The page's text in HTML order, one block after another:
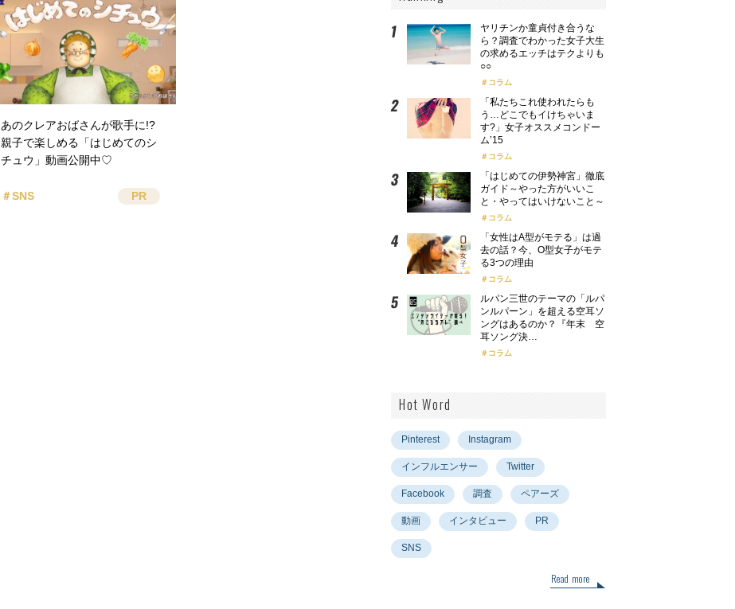
あのクレアおばさんが歌手に!?
親子で楽しめる「はじめてのシ
チュウ」動画公開中♡
＃SNS PR
ヤリチンか童貞付き合うな
ら？調査でわかった女子大生
の求めるエッチはテクよりも
○○
コラム
「私たちこれ使われたらも
う…どこでもイけちゃいま
す?」女子オススメコンドー
ム’15
コラム
「はじめての伊勢神宮」徹底
ガイド～やった方がいいこ
と・やってはいけないこと～
コラム
「女性はA型がモテる」は過
去の話？今、O型女子がモテ
る3つの理由
コラム
ルパン三世のテーマの「ルパ
ンルパーン」を超える空耳ソ
ングはあるのか？『年末 空
耳ソング決…
コラム
Hot Word
Pinterest Instagram
インフルエンサー Twitter
Facebook 調査 ペアーズ
動画 インタビュー PR
SNS
Read more